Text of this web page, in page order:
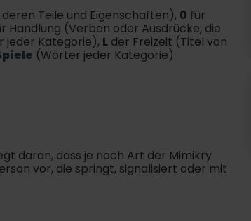
Teile und Eigenschaften), 0 für
Handlung (Verben oder Ausdrücke, die
jeder Kategorie), L der Freizeit (Titel von
(Wörter jeder Kategorie).
daran, dass je nach Art der Mimikry
vor, die springt, signalisiert oder mit